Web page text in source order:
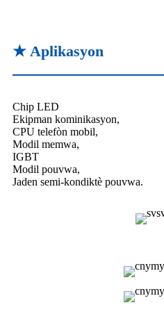
★ Aplikasyon
Chip LED
Ekipman kominikasyon,
CPU telefòn mobil,
Modil memwa,
IGBT
Modil pouvwa,
Jaden semi-kondiktè pouvwa.